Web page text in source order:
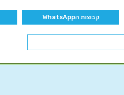
קבוצות הWhatsApp